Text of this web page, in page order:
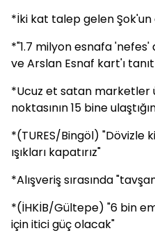
*İki kat talep gelen Şok'un
*"1.7 milyon esnafa 'nefes'
ve Arslan Esnaf kart'ı
*Ucuz et satan marketler
noktasının 15 bine
*(TURES/Bingöl) "Dövizle
ışıkları kapatırız"
*Alışveriş sırasında
*(İHKİB/Gültepe) "6 bin
için itici güç olacak"